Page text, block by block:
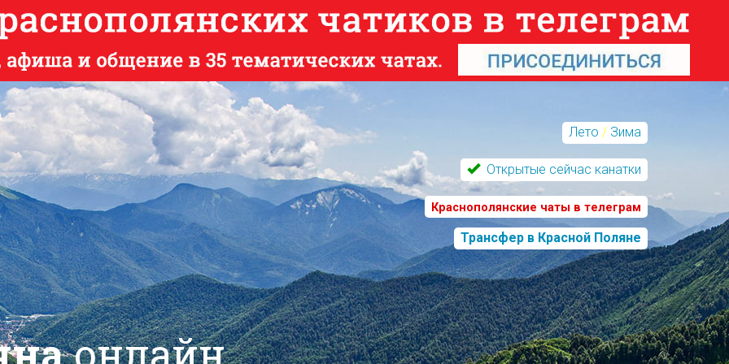
Лето / Зима
Открытые сейчас канатки
Краснополянские чаты в телеграм
Трансфер в Красной Поляне